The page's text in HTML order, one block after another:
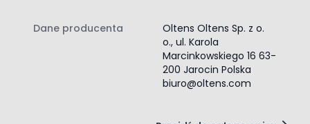
Dane producenta
Oltens Oltens Sp. z o.
o., ul. Karola
Marcinkowskiego 16 63-
200 Jarocin Polska
biuro@oltens.com